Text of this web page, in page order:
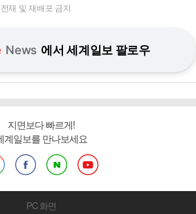
재 및 재배포 금지
News 에서 세계일보 팔로우
지면보다 빠르게!
계일보를 만나보세요
PC 화면